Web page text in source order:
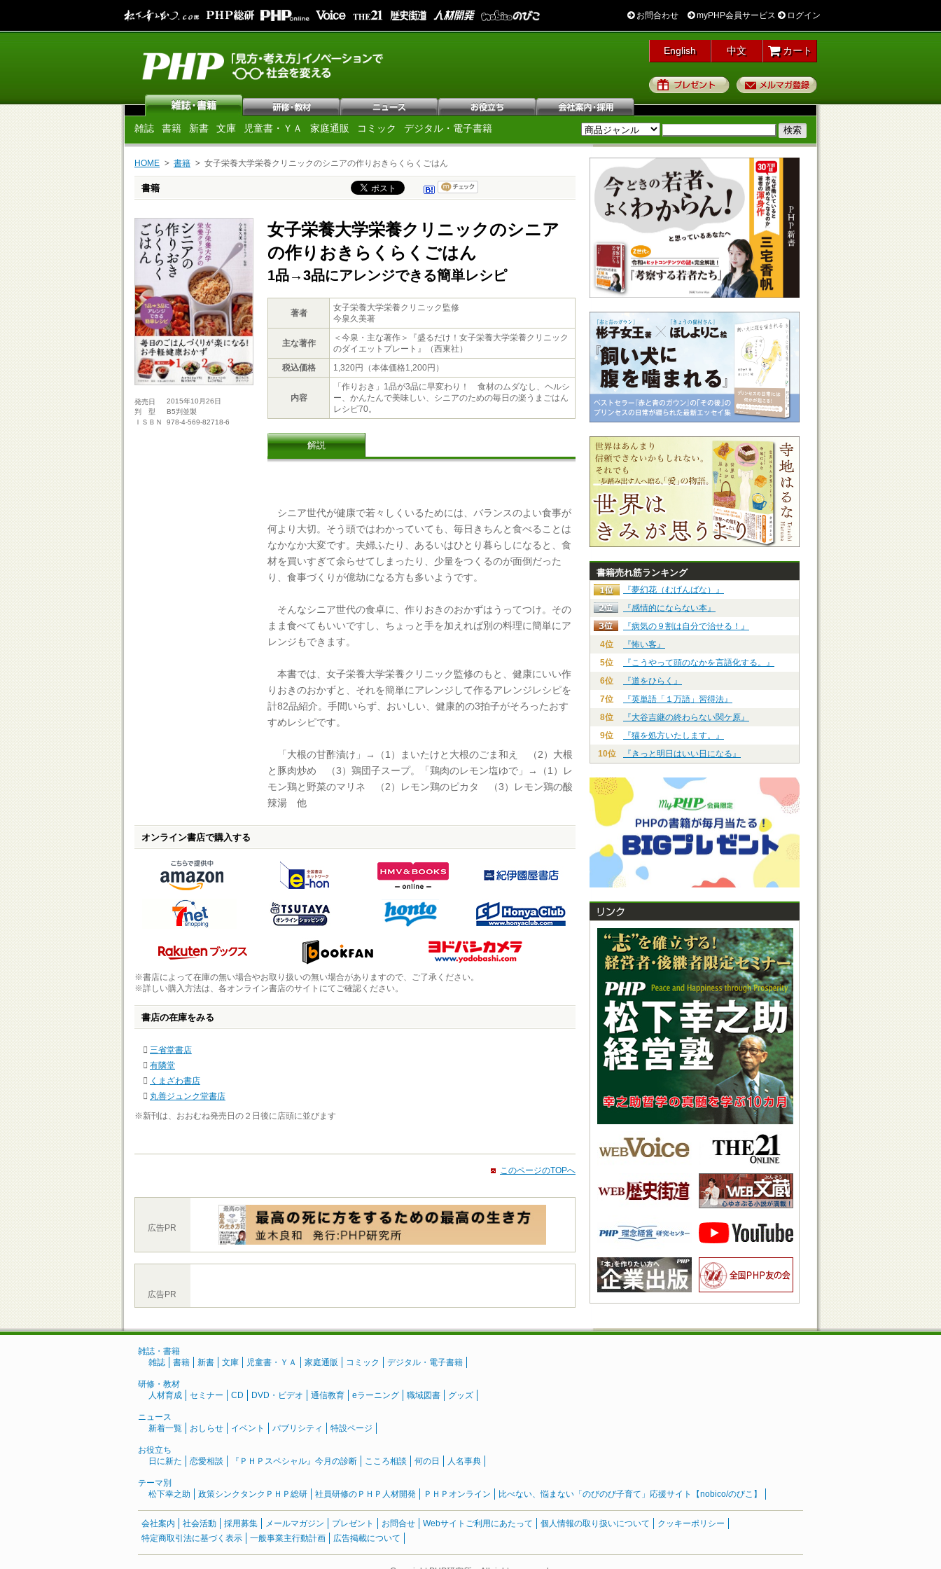
お問合わせ myPHP会員サービス ログイン
English 中文 カート
プレゼント
雑誌 書籍 新書 文庫 児童書・ＹＡ 家庭通販 コミック デジタル・電子書籍
HOME 書籍 女子栄養大学栄養クリニックのシニアの作りおきらくらくごはん
書籍
発売日
2015年10月26日
判 型
B5判並製
ＩＳＢＮ
978-4-569-82718-6
女子栄養大学栄養クリニックのシニア
の作りおきらくらくごはん
1品→3品にアレンジできる簡単レシピ
著者
女子栄養大学栄養クリニック監修
今泉久美著
主な著作
＜今泉・主な著作＞『盛るだけ！女子栄養大学栄養クリニック
のダイエットプレート』（西東社）
税込価格
1,320円（本体価格1,200円）
内容
「作りおき」1品が3品に早変わり！ 食材のムダなし、ヘルシ
ー、かんたんで美味しい、シニアのための毎日の楽うまごはん
レシピ70。
解説
シニア世代が健康で若々しくいるためには、バランスのよい食事が
何より大切。そう頭ではわかっていても、毎日きちんと食べることは
なかなか大変です。夫婦ふたり、あるいはひとり暮らしになると、食
材を買いすぎて余らせてしまったり、少量をつくるのが面倒だった
り、食事づくりが億劫になる方も多いようです。
そんなシニア世代の食卓に、作りおきのおかずはうってつけ。その
まま食べてもいいですし、ちょっと手を加えれば別の料理に簡単にア
レンジもできます。
本書では、女子栄養大学栄養クリニック監修のもと、健康にいい作
りおきのおかずと、それを簡単にアレンジして作るアレンジレシピを
計82品紹介。手間いらず、おいしい、健康的の3拍子がそろったおす
すめレシピです。
「大根の甘酢漬け」→（1）まいたけと大根のごま和え （2）大根
と豚肉炒め （3）鶏団子スープ。「鶏肉のレモン塩ゆで」→（1）レ
モン鶏と野菜のマリネ （2）レモン鶏のピカタ （3）レモン鶏の酸
辣湯 他
オンライン書店で購入する
※書店によって在庫の無い場合やお取り扱いの無い場合がありますので、ご了承ください。
※詳しい購入方法は、各オンライン書店のサイトにてご確認ください。
書店の在庫をみる
三省堂書店
有隣堂
くまざわ書店
丸善ジュンク堂書店
※新刊は、おおむね発売日の２日後に店頭に並びます
このページのTOPへ
広告PR
広告PR
書籍売れ筋ランキング
『夢幻花（むげんばな）』
『感情的にならない本』
『病気の９割は自分で治せる！』
4位
『怖い客』
5位
『こうやって頭のなかを言語化する。』
6位
『道をひらく』
7位
『英単語「１万語」習得法』
8位
『大谷吉継の終わらない関ケ原』
9位
『猫を処方いたします。』
10位
『きっと明日はいい日になる』
雑誌・書籍
雑誌
書籍 新書 文庫 児童書・ＹＡ 家庭通販 コミック デジタル・電子書籍
研修・教材
人材育成
セミナー CD DVD・ビデオ 通信教育 eラーニング 職域図書 グッズ
ニュース
新着一覧
おしらせ イベント パブリシティ 特設ページ
お役立ち
日に新た
恋愛相談 『ＰＨＰスペシャル』今月の診断 こころ相談 何の日 人名事典
テーマ別
松下幸之助
政策シンクタンクＰＨＰ総研 社員研修のＰＨＰ人材開発 ＰＨＰオンライン 比べない、悩まない「のびのび子育て」応援サイト【nobico/のびこ】
会社案内 社会活動 採用募集 メールマガジン プレゼント お問合せ Webサイトご利用にあたって 個人情報の取り扱いについて
クッキーポリシー
特定商取引法に基づく表示
一般事業主行動計画 広告掲載について